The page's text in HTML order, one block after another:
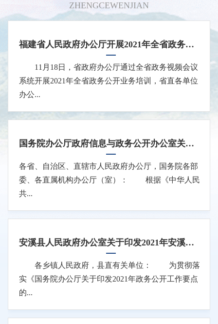
ZHENGCEWENJIAN
福建省人民政府办公厅开展2021年全省政务公开业务培训
11月18日，省政府办公厅通过全省政务视频会议
系统开展2021年全省政务公开业务培训，省直各单位
办公...
国务院办公厅政府信息与政务公开办公室关于印发《中华人民共和国政府信息公开工作年度报告格式》的通知
各省、自治区、直辖市人民政府办公厅，国务院各部
委、各直属机构办公厅（室）： 根据《中华人民
共...
安溪县人民政府办公室关于印发2021年安溪县政务公开工作主要任务分解表的通知
各乡镇人民政府，县直有关单位： 为贯彻落
实《国务院办公厅关于印发2021年政务公开工作要点
的...